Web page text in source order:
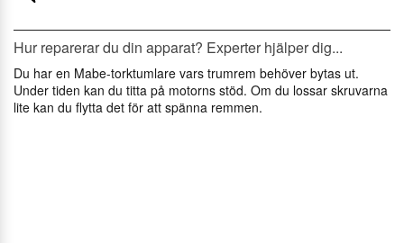
Hur reparerar du din apparat? Experter hjälper dig...
Du har en Mabe-torktumlare vars trumrem behöver bytas ut.
Under tiden kan du titta på motorns stöd. Om du lossar skruvarna
lite kan du flytta det för att spänna remmen.